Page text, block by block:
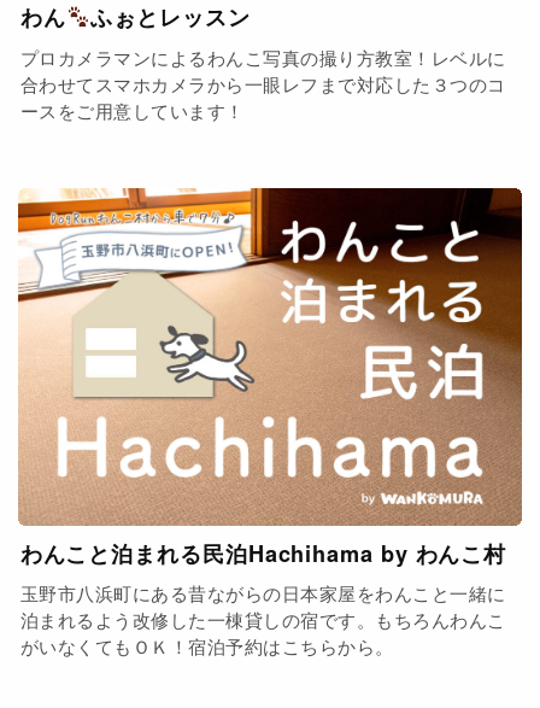
わん ふぉとレッスン
プロカメラマンによるわんこ写真の撮り方教室！レベルに
合わせてスマホカメラから一眼レフまで対応した３つのコ
ースをご用意しています！
わんこと泊まれる民泊Hachihama by わんこ村
玉野市八浜町にある昔ながらの日本家屋をわんこと一緒に
泊まれるよう改修した一棟貸しの宿です。もちろんわんこ
がいなくてもＯＫ！宿泊予約はこちらから。